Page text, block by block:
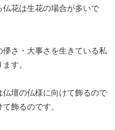
花は生花の場合が多いで
さ・大事さを生きている私
す。
壇の仏様に向けて飾るので
飾るのです。